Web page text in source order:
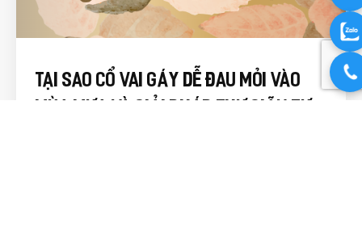
Tại Sao Cổ Vai Gáy Dễ Đau Mỏi Vào